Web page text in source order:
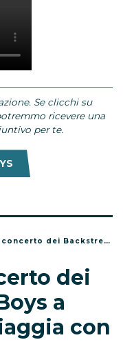
Se clicchi su
ricevere una
Backstreet Boys a Bologna 2022: viaggia con i fan
dei